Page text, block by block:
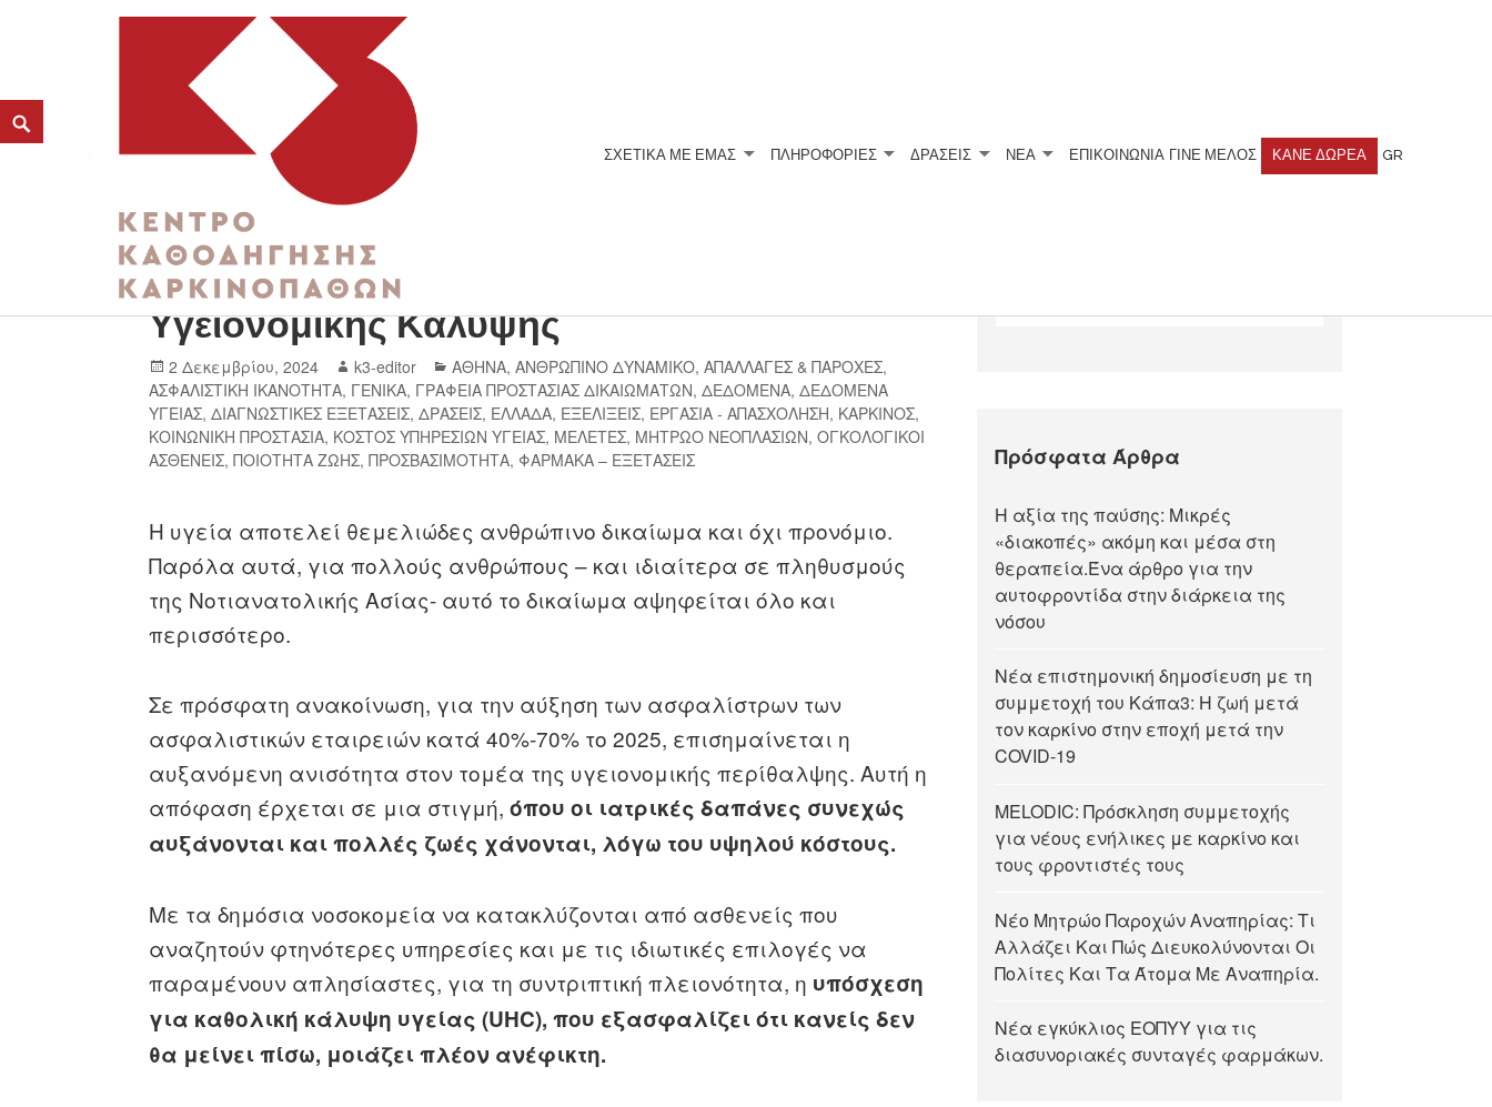
K3
ΚΕΝΤΡΟ ΚΑΘΟΔΗΓΗΣΗΣ ΚΑΡΚΙΝΟΠΑΘΩΝ
ΣΧΕΤΙΚΆ ΜΕ ΕΜΆΣ ΠΛΗΡΟΦΟΡΙΕΣ ΔΡΑΣΕΙΣ ΝΕΑ ΕΠΙΚΟΙΝΩΝΙΑ ΓΊΝΕ ΜΈΛΟΣ ΚΆΝΕ ΔΩΡΕΆ GR
2.12 Παγκόσμια Ημέρα Καθολικής
Υγειονομικής Κάλυψης
2 Δεκεμβρίου, 2024 k3-editor ΑΘΗΝΑ,ΑΝΘΡΩΠΙΝΟ ΔΥΝΑΜΙΚΟ,ΑΠΑΛΛΑΓΕΣ & ΠΑΡΟΧΕΣ,
ΑΣΦΑΛΙΣΤΙΚΗ ΙΚΑΝΟΤΗΤΑ, ΓΕΝΙΚΑ, ΓΡΑΦΕΙΑ ΠΡΟΣΤΑΣΙΑΣ ΔΙΚΑΙΩΜΑΤΩΝ,ΔΕΔΟΜΕΝΑ,ΔΕΔΟΜΕΝΑ
ΥΓΕΙΑΣ,ΔΙΑΓΝΩΣΤΙΚΕΣ ΕΞΕΤΑΣΕΙΣ,ΔΡΑΣΕΙΣ, ΕΛΛΑΔΑ, ΕΞΕΛΙΞΕΙΣ, ΕΡΓΑΣΙΑ - ΑΠΑΣΧΟΛΗΣΗ, ΚΑΡΚΙΝΟΣ,
ΚΟΙΝΩΝΙΚΗ ΠΡΟΣΤΑΣΙΑ, ΚΟΣΤΟΣ ΥΠΗΡΕΣΙΩΝ ΥΓΕΙΑΣ, ΜΕΛΕΤΕΣ, ΜΗΤΡΩΟ ΝΕΟΠΛΑΣΙΩΝ,ΟΓΚΟΛΟΓΙΚΟΙ
ΑΣΘΕΝΕΙΣ,ΠΟΙΟΤΗΤΑ ΖΩΗΣ,ΠΡΟΣΒΑΣΙΜΟΤΗΤΑ, ΦΑΡΜΑΚΑ – ΕΞΕΤΑΣΕΙΣ
Η υγεία αποτελεί θεμελιώδες ανθρώπινο δικαίωμα και όχι προνόμιο.
Παρόλα αυτά, για πολλούς ανθρώπους – και ιδιαίτερα σε πληθυσμούς
της Νοτιανατολικής Ασίας- αυτό το δικαίωμα αψηφείται όλο και
περισσότερο.
Σε πρόσφατη ανακοίνωση, για την αύξηση των ασφαλίστρων των
ασφαλιστικών εταιρειών κατά 40%-70% το 2025, επισημαίνεται η
αυξανόμενη ανισότητα στον τομέα της υγειονομικής περίθαλψης. Αυτή η
απόφαση έρχεται σε μια στιγμή,όπου οι ιατρικές δαπάνες συνεχώς
αυξάνονται και πολλές ζωές χάνονται, λόγω του υψηλού κόστους.
Με τα δημόσια νοσοκομεία να κατακλύζονται από ασθενείς που
αναζητούν φτηνότερες υπηρεσίες και με τις ιδιωτικές επιλογές να
παραμένουν απλησίαστες, για τη συντριπτική πλειονότητα, η υπόσχεση
για καθολική κάλυψη υγείας (UHC), που εξασφαλίζει ότι κανείς δεν
θα μείνει πίσω, μοιάζει πλέον ανέφικτη.
Πρόσφατα Άρθρα
Η αξία της παύσης: Μικρές
«διακοπές» ακόμη και μέσα στη
θεραπεία.Ένα άρθρο για την
αυτοφροντίδα στην διάρκεια της
νόσου
Νέα επιστημονική δημοσίευση με τη
συμμετοχή του Κάπα3: Η ζωή μετά
τον καρκίνο στην εποχή μετά την
COVID-19
MELODIC: Πρόσκληση συμμετοχής
για νέους ενήλικες με καρκίνο και
τους φροντιστές τους
Νέο Μητρώο Παροχών Αναπηρίας: Τι
Αλλάζει Και Πώς Διευκολύνονται Οι
Πολίτες Και Τα Άτομα Με Αναπηρία.
Νέα εγκύκλιος ΕΟΠΥΥ για τις
διασυνοριακές συνταγές φαρμάκων.